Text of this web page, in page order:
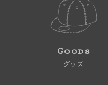
Goods
グッズ